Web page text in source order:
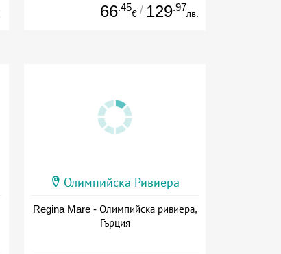
66.45
€ / 129.97
лв.
Олимпийска Ривиера
Regina Mare - Олимпийска ривиера,
Гърция